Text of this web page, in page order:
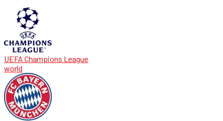
UEFA Champions League
world